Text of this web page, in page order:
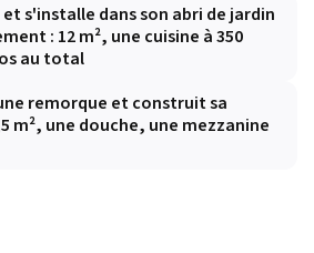
s'installe dans son abri de jardin
: 12 m², une cuisine à 350
au total
remorque et construit sa
m², une douche, une mezzanine